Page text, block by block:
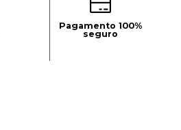
Pagamento 100%
seguro